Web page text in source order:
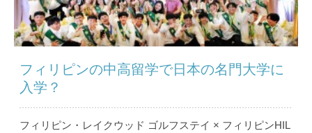
フィリピンの中高留学で日本の名門大学に
入学？
フィリピン・レイクウッド ゴルフステイ × フィリピンHIL